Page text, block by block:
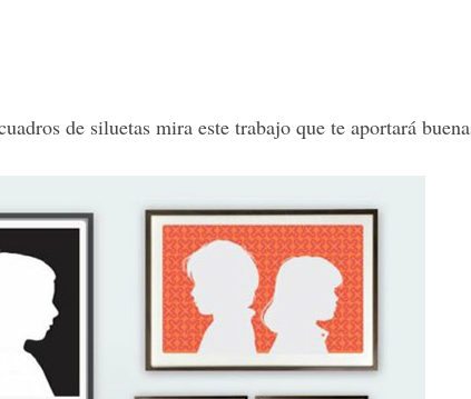
de siluetas mira este trabajo que te aportará